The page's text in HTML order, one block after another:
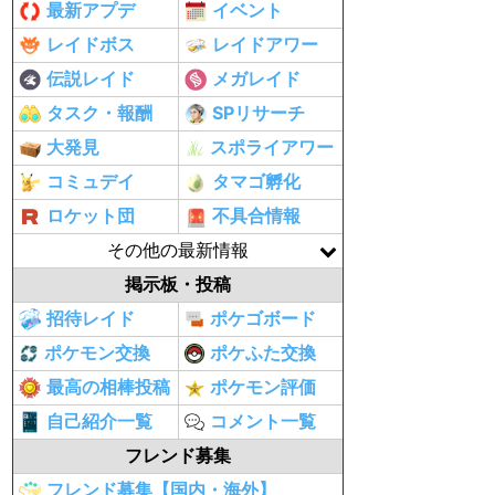
最新アプデ
イベント
レイドボス
レイドアワー
伝説レイド
メガレイド
タスク・報酬
SPリサーチ
大発見
スポライアワー
コミュデイ
タマゴ孵化
ロケット団
不具合情報
その他の最新情報
掲示板・投稿
招待レイド
ポケゴボード
ポケモン交換
ポケふた交換
最高の相棒投稿
ポケモン評価
自己紹介一覧
コメント一覧
フレンド募集
フレンド募集【国内・海外】